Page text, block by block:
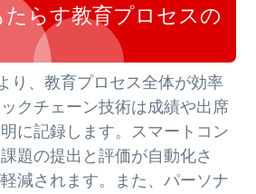
らす教育プロセスの
り、教育プロセス全体が効率
クチェーン技術は成績や出席
に記録します。スマートコン
題の提出と評価が自動化さ
減されます。また、パーソナ